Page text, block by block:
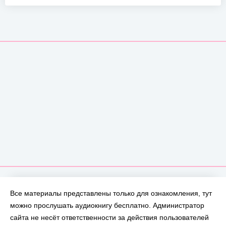
Все материалы представлены только для ознакомления, тут
можно прослушать аудиокнигу бесплатно. Администратор
сайта не несёт ответственности за действия пользователей